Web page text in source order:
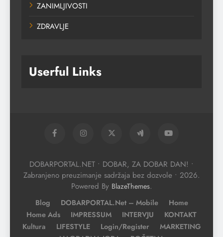
ZANIMLJIVOSTI
ZDRAVLJE
Userful Links
DOBARPORTAL.NET • DOBAR, ZA DOBAR DAN! •
Zabranjeno preuzimanje sadržaja bez dozvole • 2026.
Powered By BlazeThemes.
Blog DOBARPORTAL.net – Mobile
Home
Home Ads
IMPRESSUM INTERVJU
KONTAKT
Kultura
LIFESTYLE Login/Register
MARKETING